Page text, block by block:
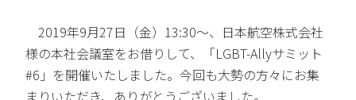
2019年9月27日（金）13:30～、日本航空株式会社
様の本社会議室をお借りして、「LGBT-Allyサミット
#6」を開催いたしました。今回も大勢の方々にお集
まりいただき、ありがとうございました。